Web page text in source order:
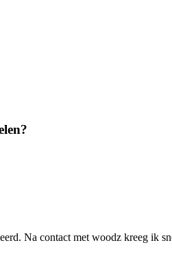
Na contact met woodz kreeg ik